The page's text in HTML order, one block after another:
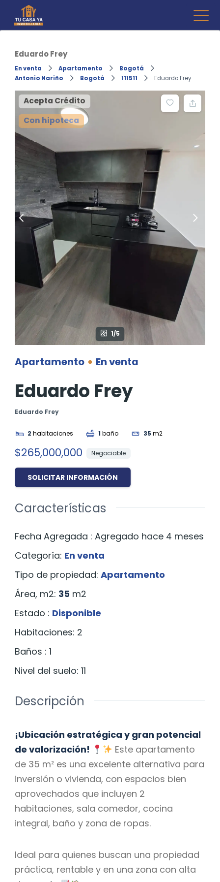
content
Eduardo Frey
En venta Apartamento
Bogotá
Antonio Nariño
Bogotá 111511 Eduardo Frey
Acepta Crédito
Con hipoteca
1/5
Apartamento En venta
Eduardo Frey
Eduardo Frey
2 habitaciones 1 baño 35 m2
$265,000,000 Negociable
SOLICITAR INFORMACIÓN
Características
Fecha Agregada : Agregado hace 4 meses
Categoría: En venta
Tipo de propiedad: Apartamento
Área, m2: 35 m2
Estado : Disponible
Habitaciones: 2
Baños : 1
Nivel del suelo: 11
Descripción
¡Ubicación estratégica y gran potencial
de valorización!
Este apartamento
de 35 m² es una excelente alternativa para
inversión o vivienda, con espacios bien
aprovechados que incluyen 2
habitaciones, sala comedor, cocina
integral, baño y zona de ropas.
Ideal para quienes buscan una propiedad
práctica, rentable y en una zona con alta